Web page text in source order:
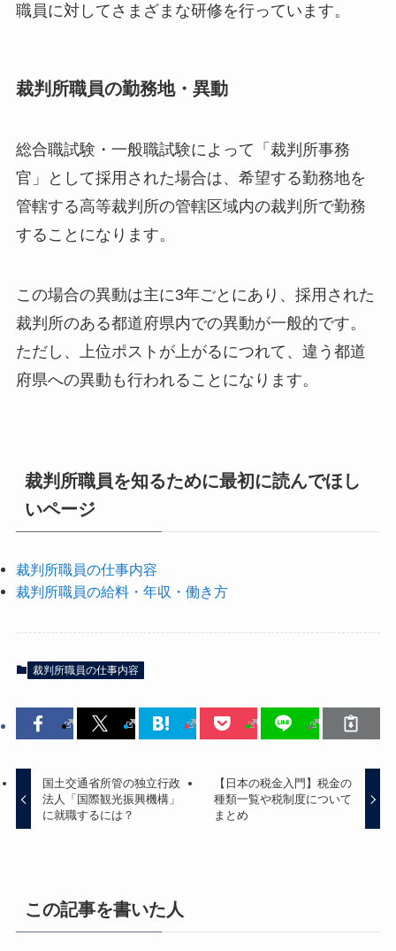
職員に対してさまざまな研修を行っています。
裁判所職員の勤務地・異動
総合職試験・一般職試験によって「裁判所事務
官」として採用された場合は、希望する勤務地を
管轄する高等裁判所の管轄区域内の裁判所で勤務
することになります。
この場合の異動は主に3年ごとにあり、採用された
裁判所のある都道府県内での異動が一般的です。
ただし、上位ポストが上がるにつれて、違う都道
府県への異動も行われることになります。
裁判所職員を知るために最初に読んでほし
いページ
裁判所職員の仕事内容
裁判所職員の給料・年収・働き方
裁判所職員の仕事内容
国土交通省所管の独立行政
法人「国際観光振興機構」
に就職するには？
【日本の税金入門】税金の
種類一覧や税制度について
まとめ
この記事を書いた人